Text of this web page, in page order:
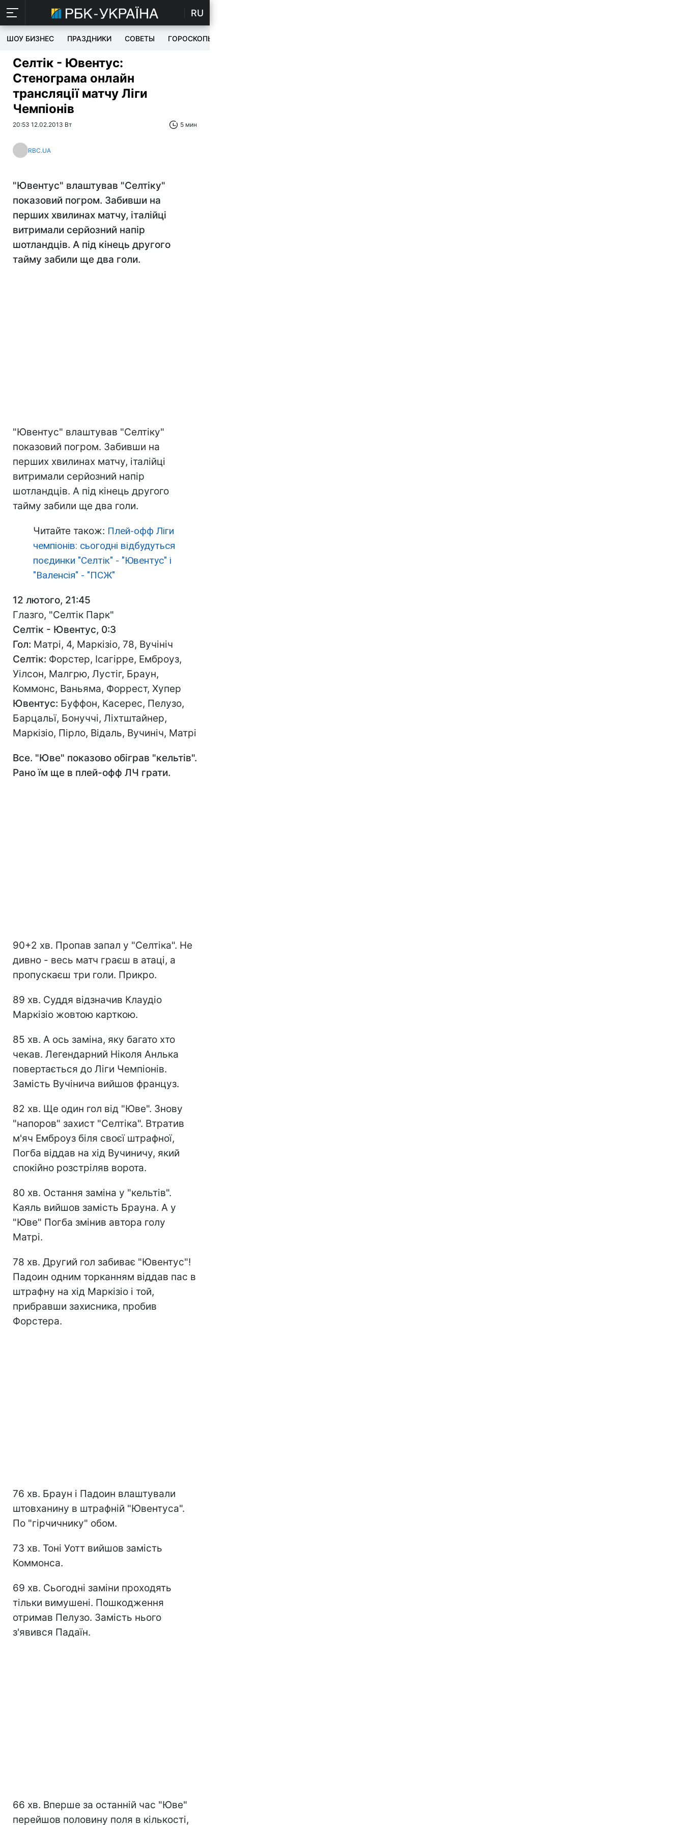
RU
ШОУ БИЗНЕС ПРАЗДНИКИ СОВЕТЫ ГОРОСКОПЫ
Селтік - Ювентус:
Стенограма онлайн
трансляції матчу Ліги
Чемпіонів
20:53 12.02.2013 Вт 5 мин
RBC.UA
"Ювентус" влаштував "Селтіку"
показовий погром. Забивши на
перших хвилинах матчу, італійці
витримали серйозний напір
шотландців. А під кінець другого
тайму забили ще два голи.
"Ювентус" влаштував "Селтіку"
показовий погром. Забивши на
перших хвилинах матчу, італійці
витримали серйозний напір
шотландців. А під кінець другого
тайму забили ще два голи.
Читайте також: Плей-офф Ліги
чемпіонів: сьогодні відбудуться
поєдинки "Селтік" - "Ювентус" і
"Валенсія" - "ПСЖ"
12 лютого, 21:45
Глазго, "Селтік Парк"
Селтік - Ювентус, 0:3
Гол: Матрі, 4, Маркізіо, 78, Вучініч
Селтік: Форстер, Ісагірре, Емброуз,
Уілсон, Малгрю, Лустіг, Браун,
Коммонс, Ваньяма, Форрест, Хупер
Ювентус: Буффон, Касерес, Пелузо,
Барцальї, Бонуччі, Ліхтштайнер,
Маркізіо, Пірло, Відаль, Вучиніч, Матрі
Все. "Юве" показово обіграв "кельтів".
Рано їм ще в плей-офф ЛЧ грати.
90+2 хв. Пропав запал у "Селтіка". Не
дивно - весь матч граєш в атаці, а
пропускаєш три голи. Прикро.
89 хв. Суддя відзначив Клаудіо
Маркізіо жовтою карткою.
85 хв. А ось заміна, яку багато хто
чекав. Легендарний Ніколя Анлька
повертається до Ліги Чемпіонів.
Замість Вучінича вийшов француз.
82 хв. Ще один гол від "Юве". Знову
"напоров" захист "Селтіка". Втратив
м'яч Емброуз біля своєї штрафної,
Погба віддав на хід Вучиничу, який
спокійно розстріляв ворота.
80 хв. Остання заміна у "кельтів".
Каяль вийшов замість Брауна. А у
"Юве" Погба змінив автора голу
Матрі.
78 хв. Другий гол забиває "Ювентус"!
Падоин одним торканням віддав пас в
штрафну на хід Маркізіо і той,
прибравши захисника, пробив
Форстера.
76 хв. Браун і Падоин влаштували
штовханину в штрафній "Ювентуса".
По "гірчичнику" обом.
73 хв. Тоні Уотт вийшов замість
Коммонса.
69 хв. Сьогодні заміни проходять
тільки вимушені. Пошкодження
отримав Пелузо. Замість нього
з'явився Падаїн.
66 хв. Вперше за останній час "Юве"
перейшов половину поля в кількості,